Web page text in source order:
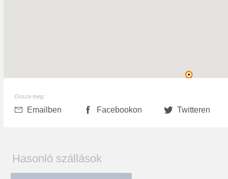
Ossza meg:
Emailben Facebookon Twitteren
Hasonló szállások